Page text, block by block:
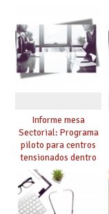
de manera
telemática, sin exigir
presencialidad en el
centro
Informe mesa
Sectorial: Programa
piloto para centros
tensionados dentro
del marco del
Acuerdo de Mejoras y
evaluación del curso
25/26